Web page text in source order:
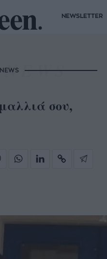
NEWSLETTER
σου,